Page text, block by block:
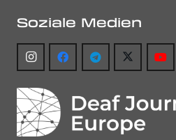
Soziale Medien